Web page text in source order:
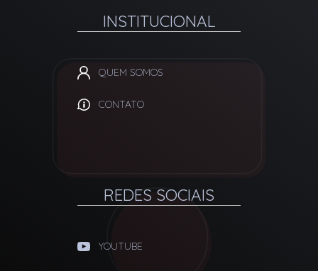
INSTITUCIONAL
QUEM SOMOS
CONTATO
REDES SOCIAIS
YOUTUBE